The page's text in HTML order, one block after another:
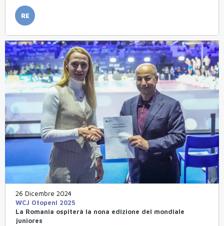
RE
26 Dicembre 2024
WCJ Otopeni 2025
La Romania ospiterà la nona edizione del mondiale
juniores